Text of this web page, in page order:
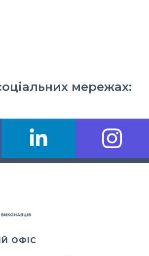
мережах:
ОФІС